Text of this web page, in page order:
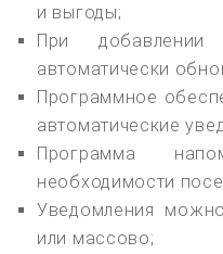
и выгоды;
При
автоматически
Программное
автоматические
Программа
необходимости
Уведомления
или массово;